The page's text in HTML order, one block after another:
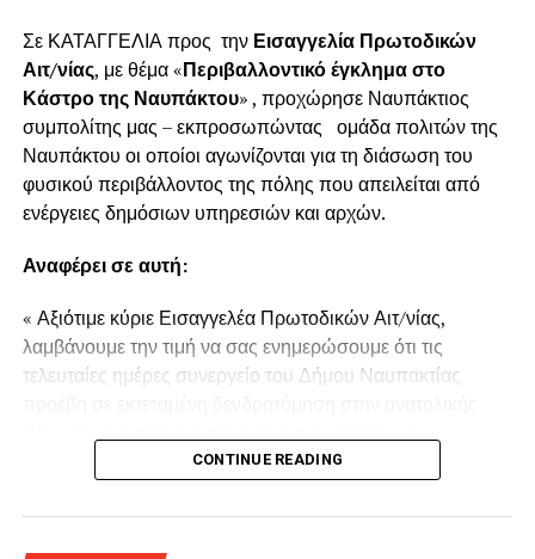
Σε ΚΑΤΑΓΓΕΛΙΑ προς την Εισαγγελία Πρωτοδικών
Αιτ/νίας, με θέμα «Περιβαλλοντικό έγκλημα στο
Κάστρο της Ναυπάκτου» , προχώρησε Ναυπάκτιος
συμπολίτης μας – εκπροσωπώντας ομάδα πολιτών της
Ναυπάκτου οι οποίοι αγωνίζονται για τη διάσωση του
φυσικού περιβάλλοντος της πόλης που απειλείται από
ενέργειες δημόσιων υπηρεσιών και αρχών.
Αναφέρει σε αυτή:
« Αξιότιμε κύριε Εισαγγελέα Πρωτοδικών Αιτ/νίας,
λαμβάνουμε την τιμή να σας ενημερώσουμε ότι τις
τελευταίες ημέρες συνεργείο του Δήμου Ναυπακτίας
Ναυπάκτου πάνω από τη Ντάπια Τσαούς.
Παρόμοια ενέργεια πραγματοποιήθηκε και το Καλοκαίρι
CONTINUE READING